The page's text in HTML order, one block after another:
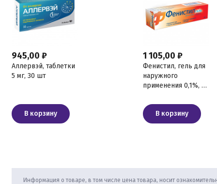
945,00 ₽
Аллервэй, таблетки
5 мг, 30 шт
В корзину
1 105,00 ₽
Фенистил, гель для
наружного
применения 0,1%, 50
В корзину
Информация о товаре, в том числе цена товара, носит